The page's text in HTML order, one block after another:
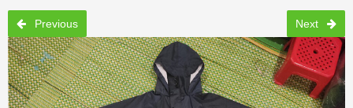
Previous Next